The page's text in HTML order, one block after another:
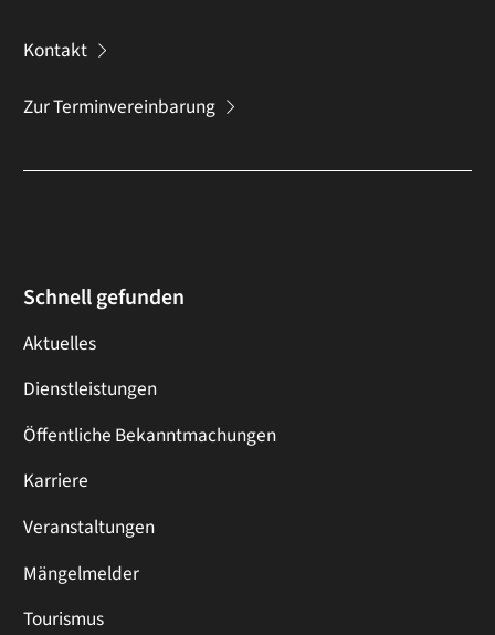
Kontakt
Zur Terminvereinbarung
Schnell gefunden
Aktuelles
Dienstleistungen
Öffentliche Bekanntmachungen
Karriere
Veranstaltungen
Mängelmelder
Tourismus